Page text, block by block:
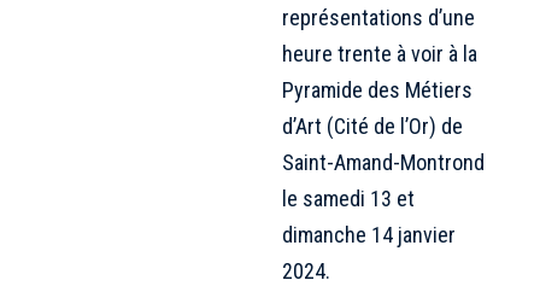
représentations d’une
heure trente à voir à la
Pyramide des Métiers
d’Art (Cité de l’Or) de
Saint-Amand-Montrond
le samedi 13 et
dimanche 14 janvier
2024.